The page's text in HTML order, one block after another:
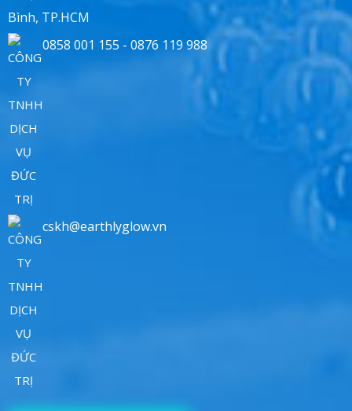
Bình, TP.HCM
0858 001 155 - 0876 119 988
cskh@earthlyglow.vn